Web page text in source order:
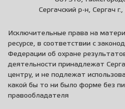
Сергачский р-н, Сергач
Исключительные права на
ресурсе, в соответствии с
Федерации об охране
деятельности принадлежат
центру, и не подлежат
какой бы то ни было форме без
правообладателя